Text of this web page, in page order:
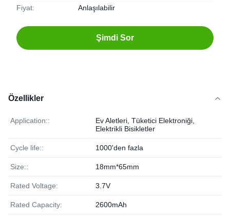
Fiyat: Anlaşılabilir
Şimdi Sor
Özellikler
Application::
Ev Aletleri, Tüketici Elektroniği,
Elektrikli Bisikletler
Cycle life:: 1000'den fazla
Size:: 18mm*65mm
Rated Voltage: 3.7V
Rated Capacity: 2600mAh